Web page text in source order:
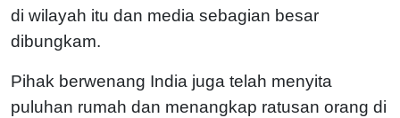
di wilayah itu dan media sebagian besar
dibungkam.
Pihak berwenang India juga telah menyita
puluhan rumah dan menangkap ratusan orang di